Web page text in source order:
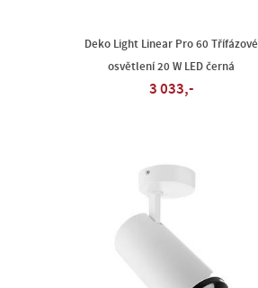
Deko Light Linear Pro 60 Třífázové
osvětlení 20 W LED černá
3 033,-